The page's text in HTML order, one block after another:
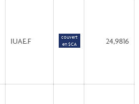
IUAE.F
couvert
en $CA
24,9816